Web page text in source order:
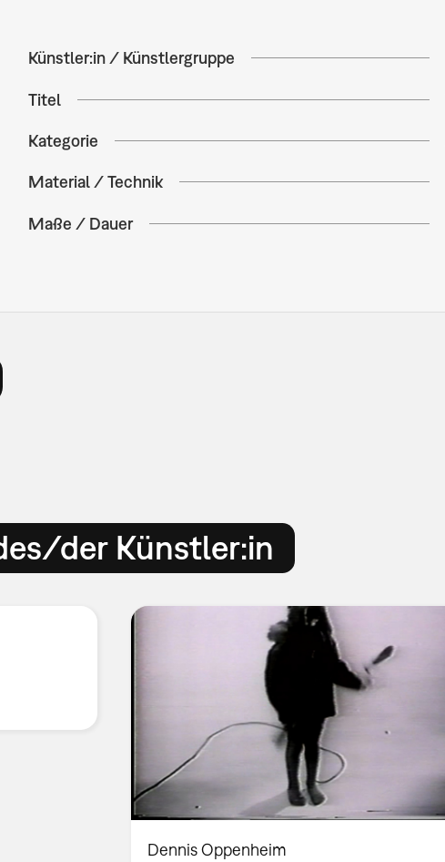
Künstler:in / Künstlergruppe
Titel
Kategorie
Material / Technik
Maße / Dauer
der Künstler:in
Dennis Oppenheim